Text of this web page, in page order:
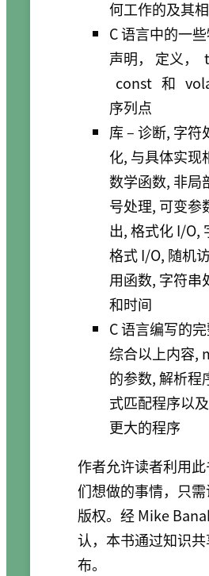
何工作的及其
C 语言中的一
声明， 定义，
const 和
序列点
库 – 诊断, 字符
化, 与具体实现
数学函数, 非局
号处理, 可变参
出, 格式化 I/O,
格式 I/O, 随机
用函数, 字符串
和时间
C 语言编写的
综合以上内容,
的参数, 解析程
式匹配程序以
更大的程序
作者允许读者利用
们想做的事情，只
版权。经 Mike
认，本书通过知识
布。